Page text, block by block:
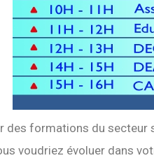
des formations du secteur
voudriez évoluer dans